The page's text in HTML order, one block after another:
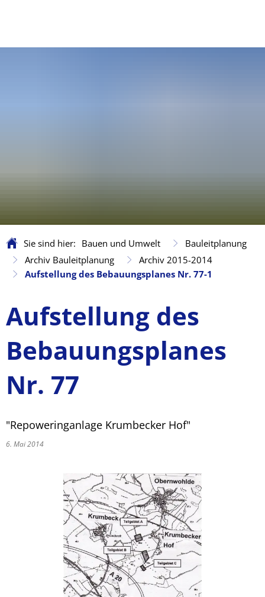
Sie sind hier: Bauen und Umwelt
Bauleitplanung
Archiv Bauleitplanung
Archiv 2015-2014
Aufstellung des Bebauungsplanes Nr. 77-1
Aufstellung des
Bebauungsplanes
Nr. 77
"Repoweringanlage Krumbecker Hof"
6. Mai 2014